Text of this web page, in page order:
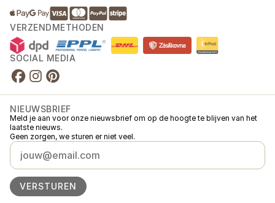
VERZENDMETHODEN
SOCIAL MEDIA
NIEUWSBRIEF
Meld je aan voor onze nieuwsbrief om op de hoogte te blijven van het
laatste nieuws.
Geen zorgen, we sturen er niet veel.
VERSTUREN